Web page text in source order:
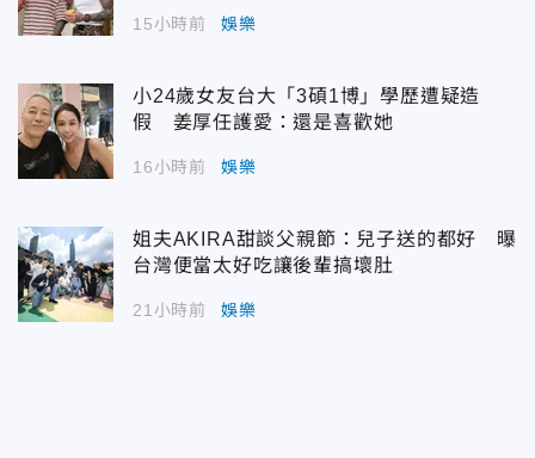
15小時前 娛樂
小24歲女友台大「3碩1博」學歷遭疑造
假 姜厚任護愛：還是喜歡她
16小時前 娛樂
姐夫AKIRA甜談父親節：兒子送的都好 曝
台灣便當太好吃讓後輩搞壞肚
21小時前 娛樂